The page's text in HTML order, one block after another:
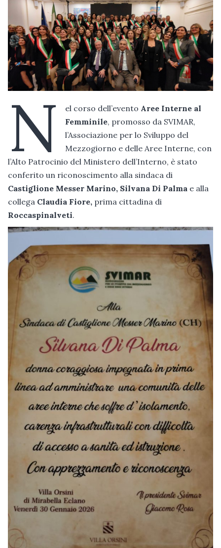
N el corso dell’evento Aree Interne al
Femminile, promosso da SVIMAR,
l’Associazione per lo Sviluppo del
Mezzogiorno e delle Aree Interne, con
l’Alto Patrocinio del Ministero dell’Interno, è stato
conferito un riconoscimento alla sindaca di
Castiglione Messer Marino, Silvana Di Palma e alla
collega Claudia Fiore, prima cittadina di
Roccaspinalveti.